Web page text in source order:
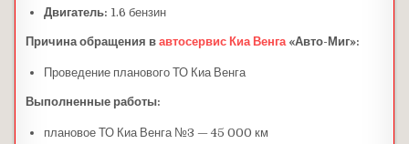
Двигатель: 1.6 бензин
Причина обращения вавтосервис Киа Венга «Авто-Миг»:
Проведение планового ТО Киа Венга
Выполненные работы:
плановое ТО Киа Венга №3 — 45 000 км